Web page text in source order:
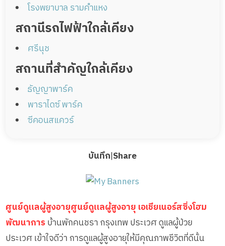
โรงพยาบาล รามคำแหง
สถานีรถไฟฟ้าใกล้เคียง
ศรีนุช
สถานที่สำคัญใกล้เคียง
ธัญญาพาร์ค
พาราไดซ์ พาร์ค
ซีคอนสแควร์
บันทึก|Share
ศูนย์ดูแลผู้สูงอายุศูนย์ดูแลผู้สูงอายุ เอเชียเนอร์สซิ่งโฮม
พัฒนาการบ้านพักคนชรา กรุงเทพ ประเวศ ดูแลผู้ป่วย
ประเวศ เข้าใจดีว่า การดูแลผู้สูงอายุให้มีคุณภาพชีวิตที่ดีนั้น